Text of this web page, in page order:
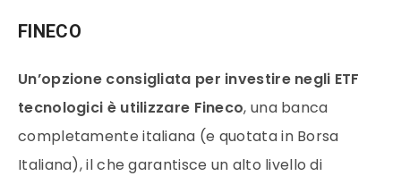
FINECO
Un’opzione consigliata per investire negli ETF
tecnologici è utilizzare Fineco, una banca
completamente italiana (e quotata in Borsa
Italiana), il che garantisce un alto livello di